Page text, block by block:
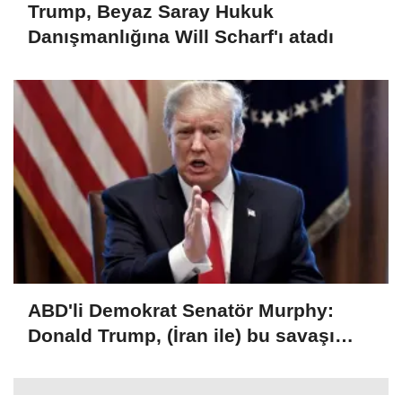
Trump, Beyaz Saray Hukuk
Danışmanlığına Will Scharf'ı atadı
ABD'li Demokrat Senatör Murphy:
Donald Trump, (İran ile) bu savaşı